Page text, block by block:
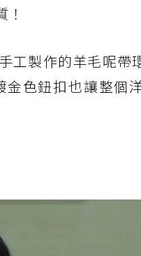
工製作的羊毛呢帶
色鈕扣也讓整個